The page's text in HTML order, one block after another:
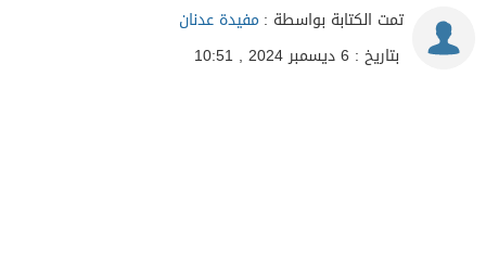
تمت الكتابة بواسطة : مفيدة عدنان
بتاريخ : 6 ديسمبر 2024 , 10:51